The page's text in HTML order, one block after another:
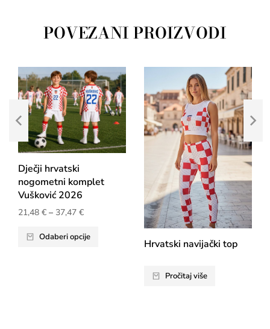
POVEZANI PROIZVODI
Dječji hrvatski
nogometni komplet
Vušković 2026
21,48 € – 37,47 €
Odaberi opcije
Hrvatski navijački top
Pročitaj više